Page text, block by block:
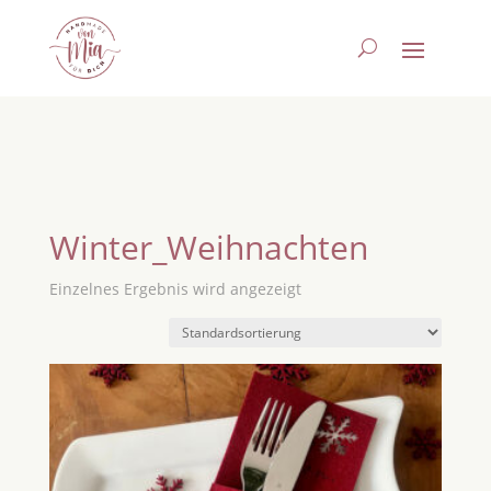
Winter_Weihnachten
Einzelnes Ergebnis wird angezeigt